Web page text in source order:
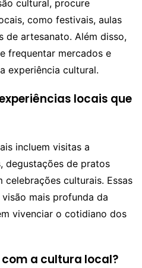
cultural, procure
como festivais, aulas
de artesanato. Além disso,
frequentar mercados e
experiência cultural.
locais que
incluem visitas a
degustações de pratos
culturais. Essas
mais profunda da
vivenciar o cotidiano dos
com a cultura local?